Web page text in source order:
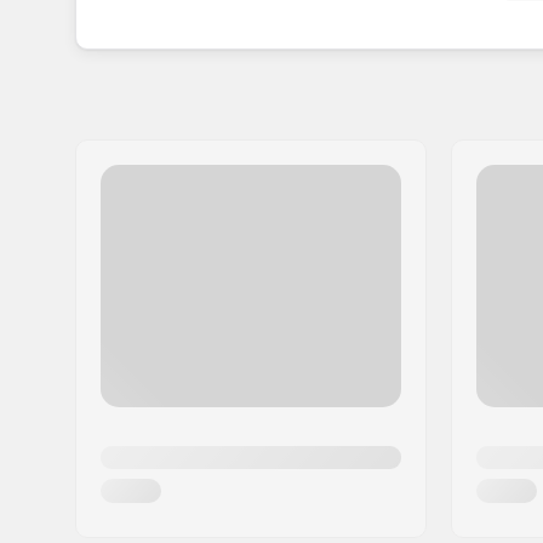
Jeśli poszukujesz deski o solidnej konstrukcji i